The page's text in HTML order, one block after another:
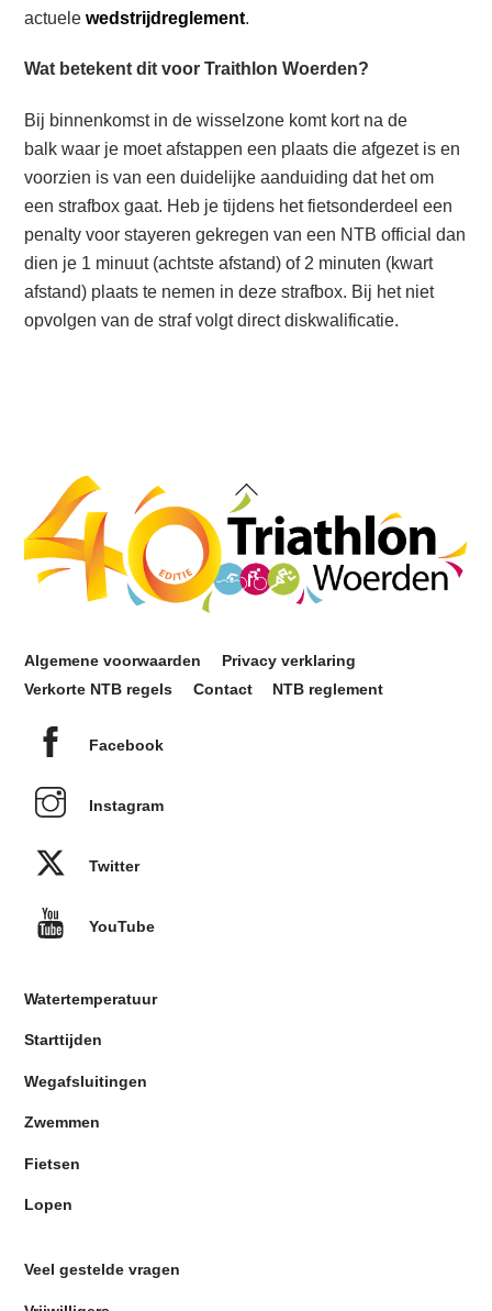
actuelewedstrijdreglement.
Wat betekent dit voor Traithlon Woerden?
Bij binnenkomst in de wisselzone komt kort na de
balk waar je moet afstappen een plaats die afgezet is en
voorzien is van een duidelijke aanduiding dat het om
een strafbox gaat. Heb je tijdens het fietsonderdeel een
penalty voor stayeren gekregen van een NTB official dan
dien je 1 minuut (achtste afstand) of 2 minuten (kwart
afstand) plaats te nemen in deze strafbox. Bij het niet
opvolgen van de straf volgt direct diskwalificatie.
Back
To
Top
Algemene voorwaarden
Privacy verklaring
Verkorte NTB regels
Contact NTB reglement
Facebook
Instagram
Twitter
YouTube
Watertemperatuur
Starttijden
Wegafsluitingen
Zwemmen
Fietsen
Lopen
Veel gestelde vragen